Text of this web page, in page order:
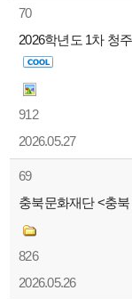
70
2026학년도 1차 청
912
2026.05.27
69
충북문화재단 <충
826
2026.05.26